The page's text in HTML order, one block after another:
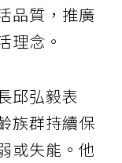
品質，推廣
理念。
邱弘毅表
族群持續保
或失能。他